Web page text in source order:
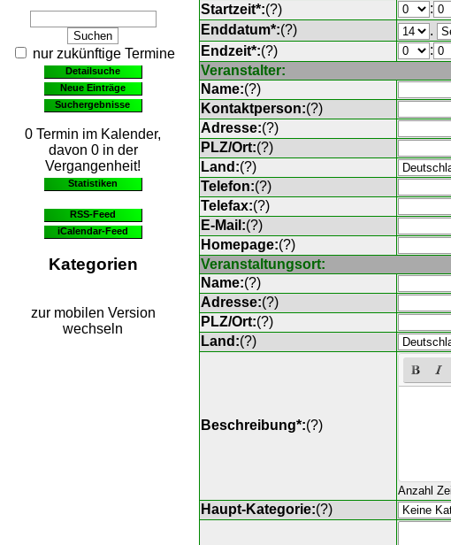
nur zukünftige Termine
Detailsuche
Neue Einträge
Suchergebnisse
0 Termin im Kalender,
davon 0 in der
Vergangenheit!
Statistiken
RSS-Feed
iCalendar-Feed
Kategorien
zur mobilen Version
wechseln
Startzeit*:(?) :
Enddatum*:(?) .
Endzeit*:(?) :
Veranstalter:
Name:(?)
Kontaktperson:(?)
Adresse:(?)
PLZ/Ort:(?)
Land:(?)
Telefon:(?)
Telefax:(?)
E-Mail:(?)
Homepage:(?)
Veranstaltungsort:
Name:(?)
Adresse:(?)
PLZ/Ort:(?)
Land:(?)
Beschreibung*:(?)
Anzahl
Haupt-Kategorie:(?)